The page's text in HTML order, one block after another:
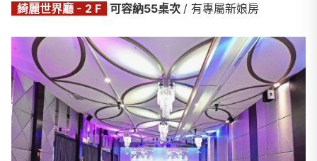
綺麗世界廳 - 2 F 可容納55桌次 / 有專屬新娘房